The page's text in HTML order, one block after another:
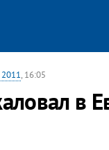
, 16:05
в